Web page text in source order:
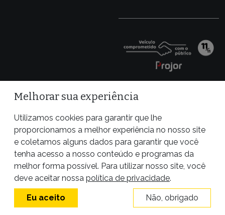
Site desenvolvido por
Melhorar sua experiência
Utilizamos cookies para garantir que lhe
proporcionamos a melhor experiência no nosso site
e coletamos alguns dados para garantir que você
tenha acesso a nosso conteúdo e programas da
melhor forma possível. Para utilizar nosso site, você
deve aceitar nossa política de privacidade.
Eu aceito Não, obrigado